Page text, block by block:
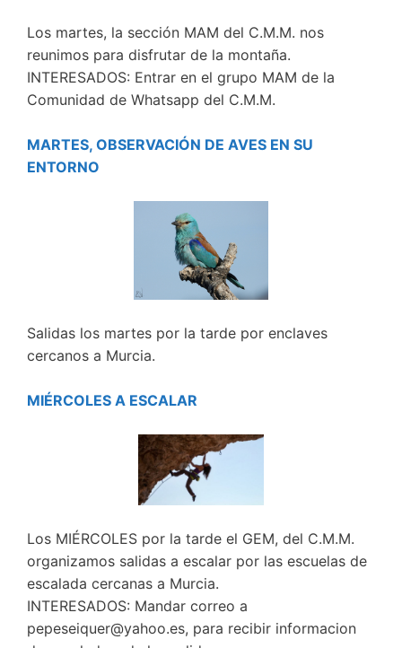
Los martes, la sección MAM del C.M.M. nos
reunimos para disfrutar de la montaña.
INTERESADOS: Entrar en el grupo MAM de la
Comunidad de Whatsapp del C.M.M.
MARTES, OBSERVACIÓN DE AVES EN SU
ENTORNO
Salidas los martes por la tarde por enclaves
cercanos a Murcia.
MIÉRCOLES A ESCALAR
Los MIÉRCOLES por la tarde el GEM, del C.M.M.
organizamos salidas a escalar por las escuelas de
escalada cercanas a Murcia.
INTERESADOS: Mandar correo a
pepeseiquer@yahoo.es, para recibir informacion